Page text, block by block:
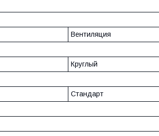
Вентиляция
Круглый
Стандарт